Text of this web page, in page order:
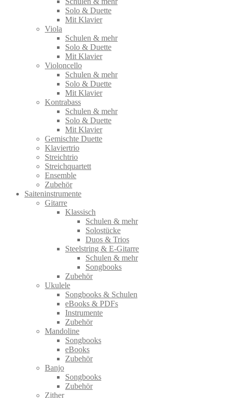
Solo & Duette
Mit Klavier
Viola
Schulen & mehr
Solo & Duette
Mit Klavier
Violoncello
Schulen & mehr
Solo & Duette
Mit Klavier
Kontrabass
Schulen & mehr
Solo & Duette
Mit Klavier
Gemischte Duette
Klaviertrio
Streichtrio
Streichquartett
Ensemble
Zubehör
Saiteninstrumente
Gitarre
Klassisch
Schulen & mehr
Solostücke
Duos & Trios
Steelstring & E-Gitarre
Schulen & mehr
Songbooks
Zubehör
Ukulele
Songbooks & Schulen
eBooks & PDFs
Instrumente
Zubehör
Mandoline
Songbooks
eBooks
Zubehör
Banjo
Songbooks
Zubehör
Zither